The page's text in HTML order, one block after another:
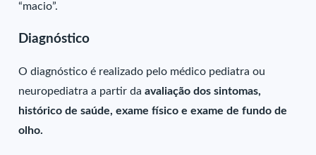
“macio”.
Diagnóstico
O diagnóstico é realizado pelo médico pediatra ou
neuropediatra a partir daavaliação dos sintomas,
histórico de saúde, exame físico e exame de fundo de
olho.